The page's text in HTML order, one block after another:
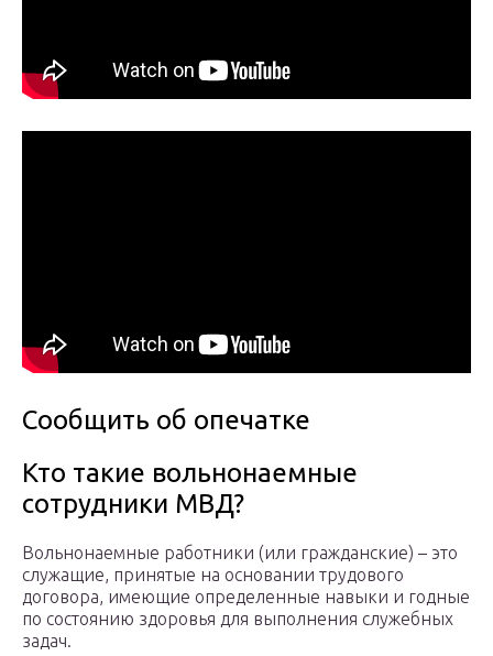
Сообщить об опечатке
Кто такие вольнонаемные
сотрудники МВД?
Вольнонаемные работники (или гражданские) – это
служащие, принятые на основании трудового
договора, имеющие определенные навыки и годные
по состоянию здоровья для выполнения служебных
задач.